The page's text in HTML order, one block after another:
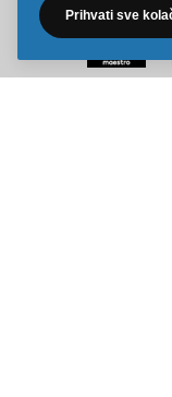
Prihvati sve